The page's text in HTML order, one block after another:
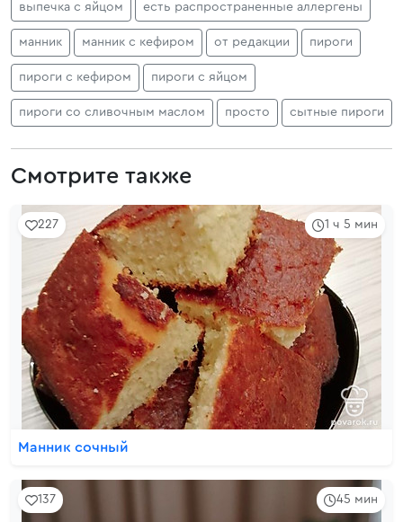
выпечка с яйцом есть распространенные аллергены
манник манник с кефиром от редакции пироги
пироги с кефиром пироги с яйцом
пироги со сливочным маслом просто сытные пироги
Смотрите также
1 ч 5 мин
227
Манник сочный
45 мин
137